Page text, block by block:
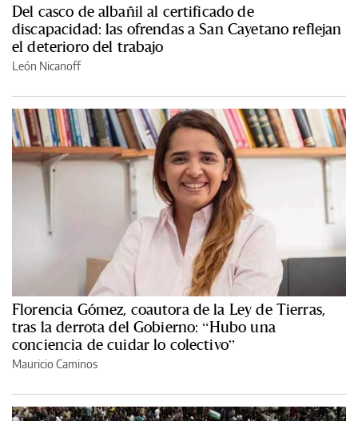
Del casco de albañil al certificado de
discapacidad: las ofrendas a San Cayetano reflejan
el deterioro del trabajo
León Nicanoff
Florencia Gómez, coautora de la Ley de Tierras,
tras la derrota del Gobierno: “Hubo una
conciencia de cuidar lo colectivo”
Mauricio Caminos